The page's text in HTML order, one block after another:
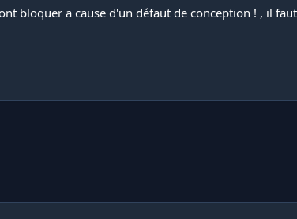
bloquer a cause d'un défaut de conception ! , il